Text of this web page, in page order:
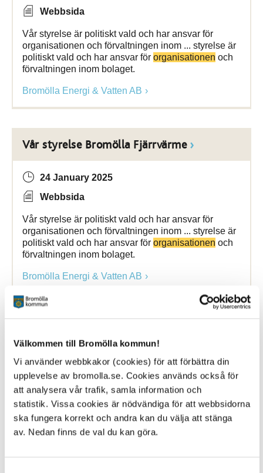
Välkommen till Bromölla kommun!
Vi använder webbkakor (cookies) för att förbättra din
upplevelse av bromolla.se. Cookies används också för
att analysera vår trafik, samla information och
statistik. Vissa cookies är nödvändiga för att webbsidorna
ska fungera korrekt och andra kan du välja att stänga
av. Nedan finns de val du kan göra.
Webbsida
Vår styrelse är politiskt vald och har ansvar för
organisationen och förvaltningen inom ... styrelse är
politiskt vald och har ansvar för organisationen och
förvaltningen inom bolaget.
Bromölla Energi & Vatten AB
Vår styrelse Bromölla Fjärrvärme
24 January 2025
Webbsida
Vår styrelse är politiskt vald och har ansvar för
organisationen och förvaltningen inom ... styrelse är
politiskt vald och har ansvar för organisationen och
förvaltningen inom bolaget.
Bromölla Energi & Vatten AB
13 January 2025
Webbsida
Vår styrelse är politiskt vald och har ansvar för
organisationen och förvaltningen inom ... styrelse är
politiskt vald och har ansvar förorganisationen